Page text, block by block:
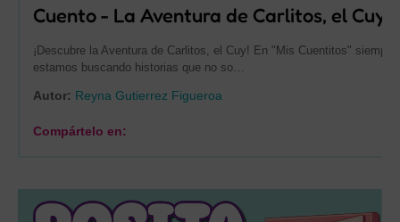
Cuento - La Aventura de Carlitos, el Cuy
¡Descubre la Aventura de Carlitos, el Cuy! En "Mis Cuentitos" siempre
estamos buscando historias que no so…
Autor: Reyna Gutierrez Figueroa
Compártelo en: